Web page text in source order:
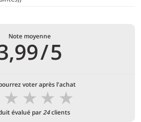
Note moyenne
/5
voter après l'achat
★
★
★
★
évalué par24clients